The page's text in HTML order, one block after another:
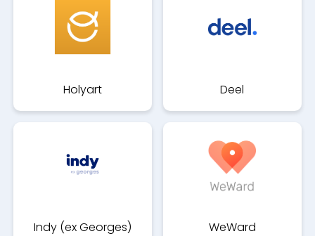
Holyart Deel
Indy (ex Georges) WeWard